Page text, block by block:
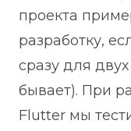
проекта
разработку,
сразу для
бывает). При
Flutter мы